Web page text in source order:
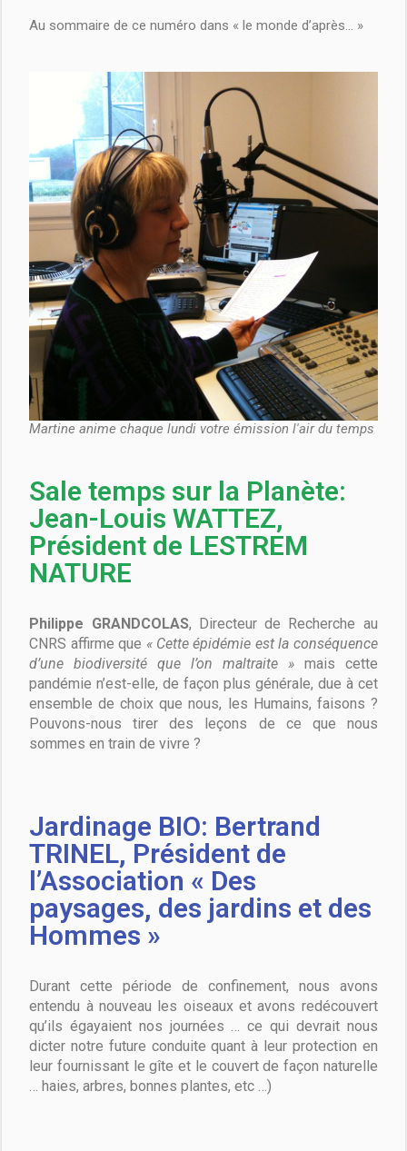
Au sommaire de ce numéro dans « le monde d’après… »
Martine anime chaque lundi votre émission l'air du temps
Sale temps sur la Planète:
Jean-Louis WATTEZ,
Président de LESTREM
NATURE
Philippe GRANDCOLAS, Directeur de Recherche au
CNRS affirme que « Cette épidémie est la conséquence
d’une biodiversité que l’on maltraite »mais cette
pandémie n’est-elle, de façon plus générale, due à cet
ensemble de choix que nous, les Humains, faisons ?
Pouvons-nous tirer des leçons de ce que nous
sommes en train de vivre ?
Jardinage BIO: Bertrand
TRINEL, Président de
l’Association « Des
paysages, des jardins et des
Hommes »
Durant cette période de confinement, nous avons
entendu à nouveau les oiseaux et avons redécouvert
qu’ils égayaient nos journées … ce qui devrait nous
dicter notre future conduite quant à leur protection en
leur fournissant le gîte et le couvert de façon naturelle
… haies, arbres, bonnes plantes, etc …)